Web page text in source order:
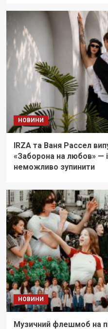
НОВИНИ
IRZA та Ваня Рассел
«Заборона на любов» —
неможливо зупинити
НОВИНИ
Музичний флешмоб на